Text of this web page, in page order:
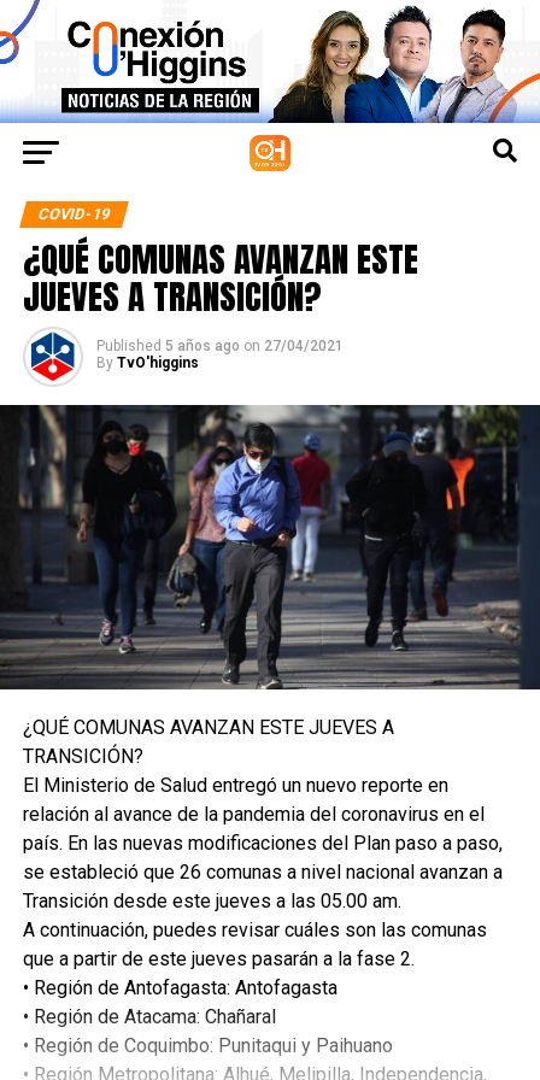
COVID-19
¿QUÉ COMUNAS AVANZAN ESTE
JUEVES A TRANSICIÓN?
Published 5 años ago on 27/04/2021
By TvO'higgins
¿QUÉ COMUNAS AVANZAN ESTE JUEVES A
TRANSICIÓN?
El Ministerio de Salud entregó un nuevo reporte en
relación al avance de la pandemia del coronavirus en el
país. En las nuevas modificaciones del Plan paso a paso,
se estableció que 26 comunas a nivel nacional avanzan a
Transición desde este jueves a las 05.00 am.
A continuación, puedes revisar cuáles son las comunas
que a partir de este jueves pasarán a la fase 2.
• Región de Antofagasta: Antofagasta
• Región de Atacama: Chañaral
• Región de Coquimbo: Punitaqui y Paihuano
• Región Metropolitana: Alhué, Melipilla, Independencia,